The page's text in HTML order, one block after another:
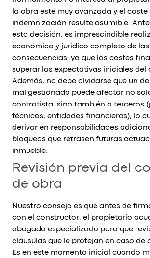
la obra esté muy avanzada y el coste
indemnización resulte asumible.
esta decisión, es imprescindible
económico y jurídico completo de las
consecuencias, ya que los costes
superar las expectativas iniciales del
Además, no debe olvidarse que un
mal gestionado puede afectar no
contratista, sino también a terceros
técnicos, entidades financieras), lo
derivar en responsabilidades
bloqueos que retrasen futuras
inmueble.
Revisión previa del
de obra
Nuestro consejo es que antes de
con el constructor, el propietario
abogado especializado para que
cláusulas que le protejan en caso de
Es en este momento inicial cuando